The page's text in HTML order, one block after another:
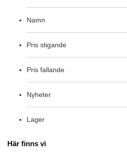
Namn
Pris stigande
Pris fallande
Nyheter
Lager
Här finns vi